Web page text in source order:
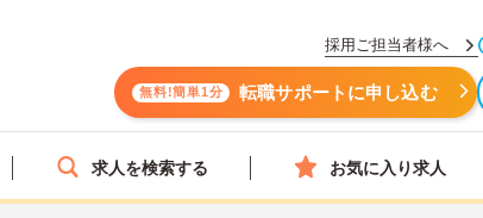
採用ご担当者様へ
無料!簡単1分 転職サポートに申し込む
求人を検索する お気に入り求人